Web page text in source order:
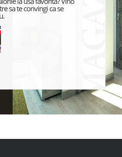
sa te convingi ca se